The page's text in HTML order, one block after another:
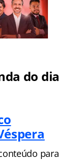
do dia
para